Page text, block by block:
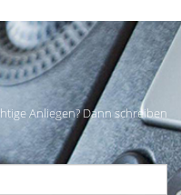
Anliegen? Dann schreiben